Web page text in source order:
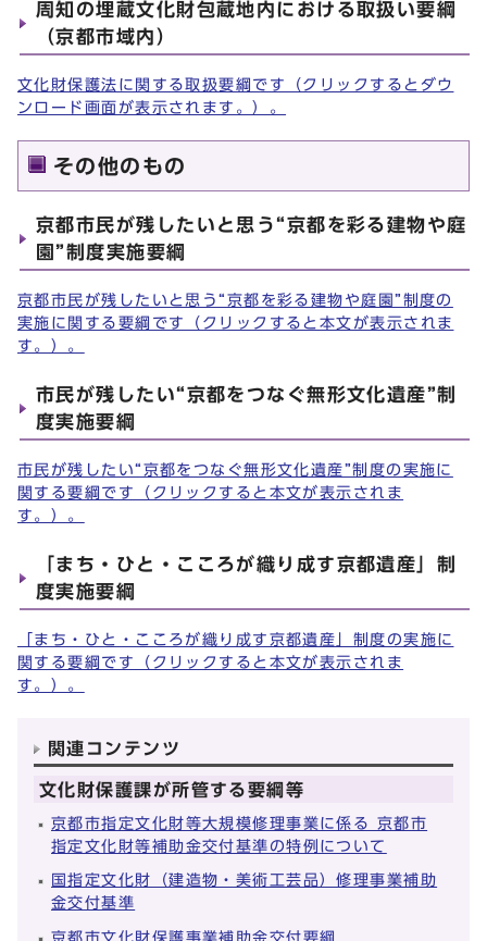
周知の埋蔵文化財包蔵地内における取扱い要綱
（京都市域内）
文化財保護法に関する取扱要綱です（クリックするとダウ
ンロード画面が表示されます。）。
その他のもの
京都市民が残したいと思う“京都を彩る建物や庭
園”制度実施要綱
京都市民が残したいと思う“京都を彩る建物や庭園”制度の
実施に関する要綱です（クリックすると本文が表示されま
す。）。
市民が残したい“京都をつなぐ無形文化遺産”制
度実施要綱
市民が残したい“京都をつなぐ無形文化遺産”制度の実施に
関する要綱です（クリックすると本文が表示されま
す。）。
「まち・ひと・こころが織り成す京都遺産」制
度実施要綱
「まち・ひと・こころが織り成す京都遺産」制度の実施に
関する要綱です（クリックすると本文が表示されま
す。）。
関連コンテンツ
文化財保護課が所管する要綱等
京都市指定文化財等大規模修理事業に係る 京都市
指定文化財等補助金交付基準の特例について
国指定文化財（建造物・美術工芸品）修理事業補助
金交付基準
京都市文化財保護事業補助金交付要綱